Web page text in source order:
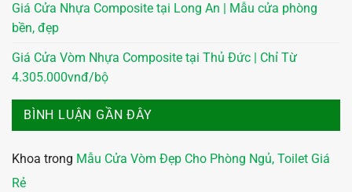
Giá Cửa Nhựa Composite tại Long An | Mẫu cửa phòng
bền, đẹp
Giá Cửa Vòm Nhựa Composite tại Thủ Đức | Chỉ Từ
4.305.000vnđ/bộ
BÌNH LUẬN GẦN ĐÂY
Khoa trong Mẫu Cửa Vòm Đẹp Cho Phòng Ngủ, Toilet Giá
Rẻ